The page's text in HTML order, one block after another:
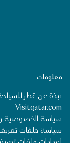
معلومات
نبذة عن قطر
Visitqatar.com
سياسة الخصوصية
سياسة ملفات تعريف